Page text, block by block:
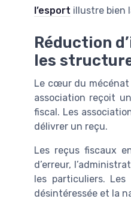
l’esport illustre bien
Réduction
les
Le cœur du mécénat
association reçoit
fiscal. Les
délivrer un reçu.
Les reçus fiscaux
d’erreur,
les particuliers.
désintéressée et la